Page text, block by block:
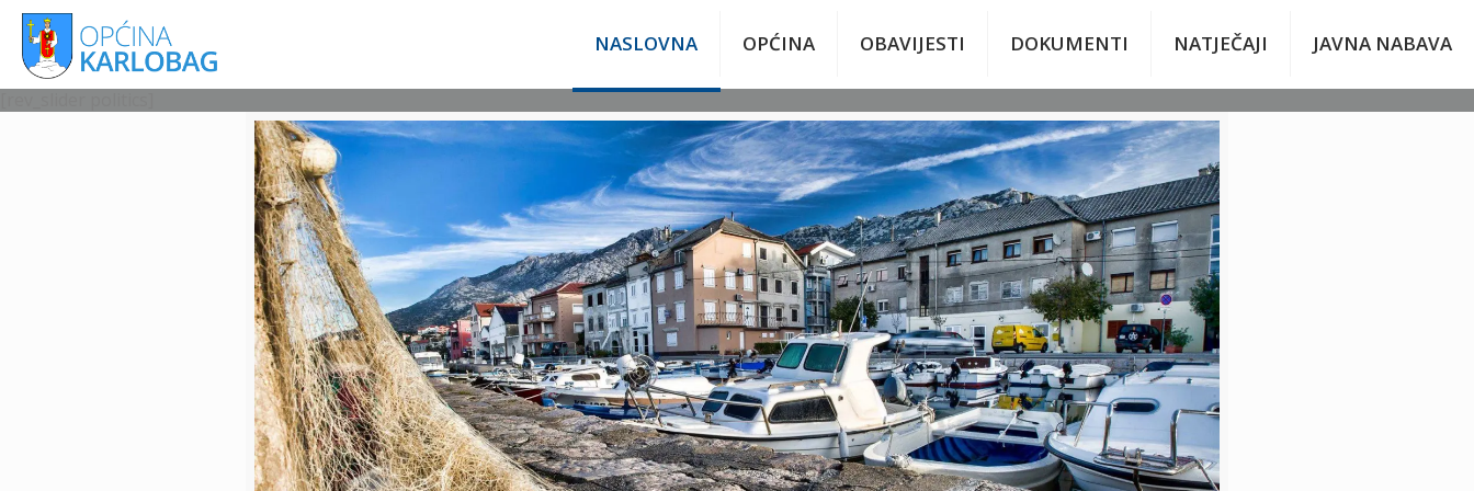
NASLOVNA OPĆINA OBAVIJESTI DOKUMENTI NATJEČAJI JAVNA NABAVA